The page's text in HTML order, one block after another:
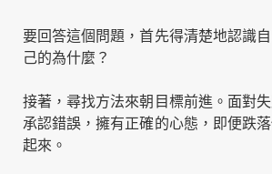
要回答這個問題，首先得清楚地認識
己的為什麼？
接著，尋找方法來朝目標前進。面對
承認錯誤，擁有正確的心態，即便跌
起來。